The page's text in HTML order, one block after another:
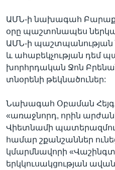
ԱՄՆ-ի նախագահ Բարաք
օրը պաշտոնապես
ԱՄՆ-ի
և ահաբեկչության դեմ
խորհրդական Ջոն
տնօրենի թեկնածուներ:
Նախագահ Օբաման
«առաջնորդ, որին արժանի
Վիետնամի
համար շքանշաններ
կմարմնավորի
երկկուսակցության